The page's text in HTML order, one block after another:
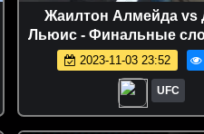
Жаилтон Алмейда vs
Льюис - Финальные
UFC Сан-Паулу
2023-11-03 23:52
UFC